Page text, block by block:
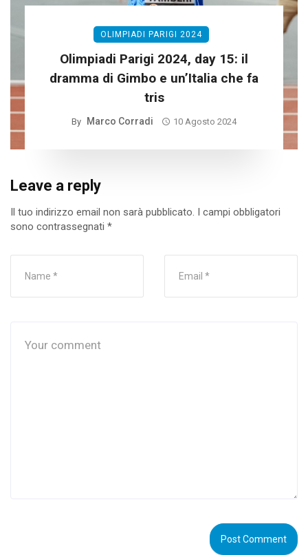
OLIMPIADI PARIGI 2024
Olimpiadi Parigi 2024, day 15: il
dramma di Gimbo e un’Italia che fa
tris
By Marco Corradi 10 Agosto 2024
Leave a reply
Il tuo indirizzo email non sarà pubblicato. I campi obbligatori
sono contrassegnati *